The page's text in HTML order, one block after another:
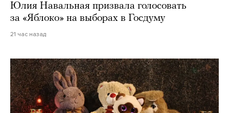
Юлия Навальная призвала голосовать
за «Яблоко» на выборах в Госдуму
21 час назад